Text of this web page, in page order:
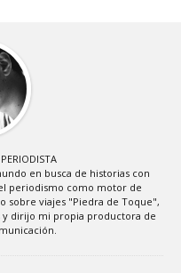
PERIODISTA
en busca de historias con
periodismo como motor de
sobre viajes "Piedra de Toque",
y dirijo mi propia productora de